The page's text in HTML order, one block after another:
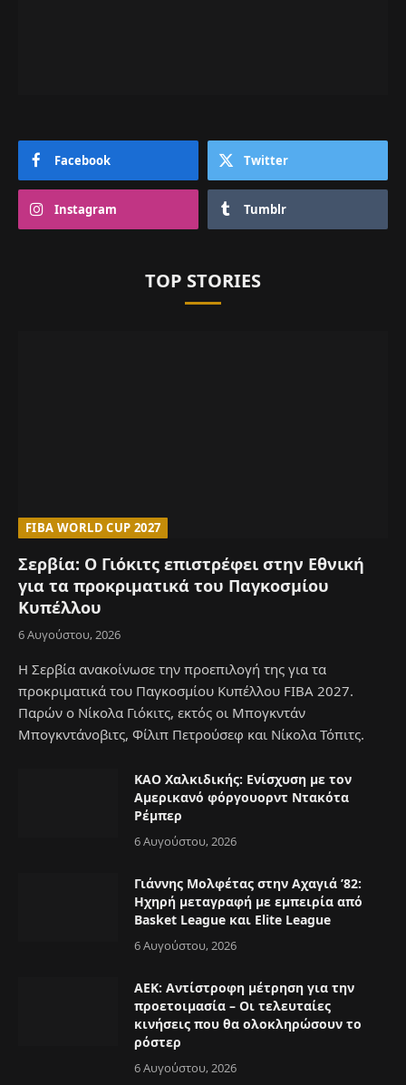
Facebook Twitter
Instagram Tumblr
TOP STORIES
FIBA WORLD CUP 2027
Σερβία: Ο Γιόκιτς επιστρέφει στην Εθνική
για τα προκριματικά του Παγκοσμίου
Κυπέλλου
6 Αυγούστου, 2026
Η Σερβία ανακοίνωσε την προεπιλογή της για τα
προκριματικά του Παγκοσμίου Κυπέλλου FIBA 2027.
Παρών ο Νίκολα Γιόκιτς, εκτός οι Μπογκντάν
Μπογκντάνοβιτς, Φίλιπ Πετρούσεφ και Νίκολα Τόπιτς.
ΚΑΟ Χαλκιδικής: Ενίσχυση με τον
Αμερικανό φόργουορντ Ντακότα
Ρέμπερ
6 Αυγούστου, 2026
Γιάννης Μολφέτας στην Αχαγιά ’82:
Ηχηρή μεταγραφή με εμπειρία από
Basket League και Elite League
6 Αυγούστου, 2026
ΑΕΚ: Αντίστροφη μέτρηση για την
προετοιμασία – Οι τελευταίες
κινήσεις που θα ολοκληρώσουν το
ρόστερ
6 Αυγούστου, 2026